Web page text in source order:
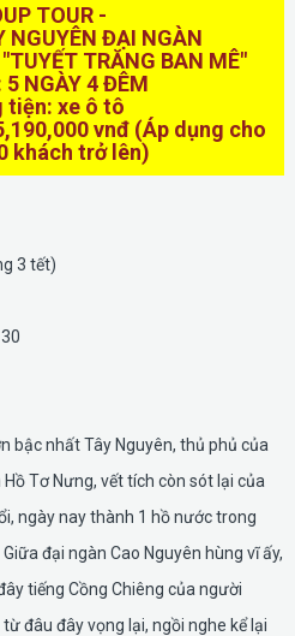
TOUR -
NGUYÊN ĐẠI NGÀN
TRĂNG BAN MÊ"
NGÀY 4 ĐÊM
tiện: xe ô tô
vnđ (Áp dụng cho
khách trở lên)
3 tết)
bậc nhất Tây Nguyên, thủ phủ của
Tơ Nưng, vết tích còn sót lại của
ngày nay thành 1 hồ nước trong
đại ngàn Cao Nguyên hùng vĩ ấy,
tiếng Cồng Chiêng của người
từ đâu đây vọng lại, ngồi nghe kể lại